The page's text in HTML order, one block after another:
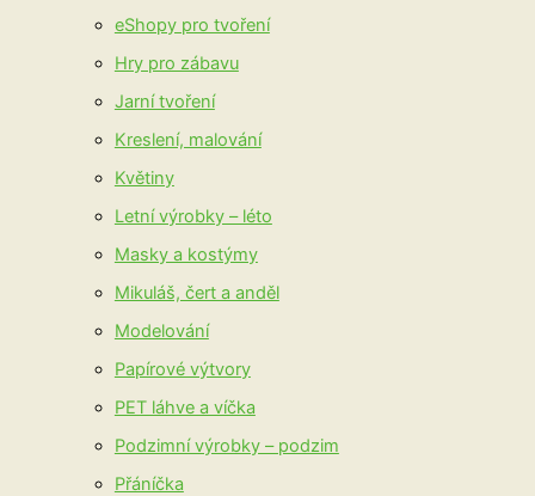
eShopy pro tvoření
Hry pro zábavu
Jarní tvoření
Kreslení, malování
Květiny
Letní výrobky – léto
Masky a kostýmy
Mikuláš, čert a anděl
Modelování
Papírové výtvory
PET láhve a víčka
Podzimní výrobky – podzim
Přáníčka